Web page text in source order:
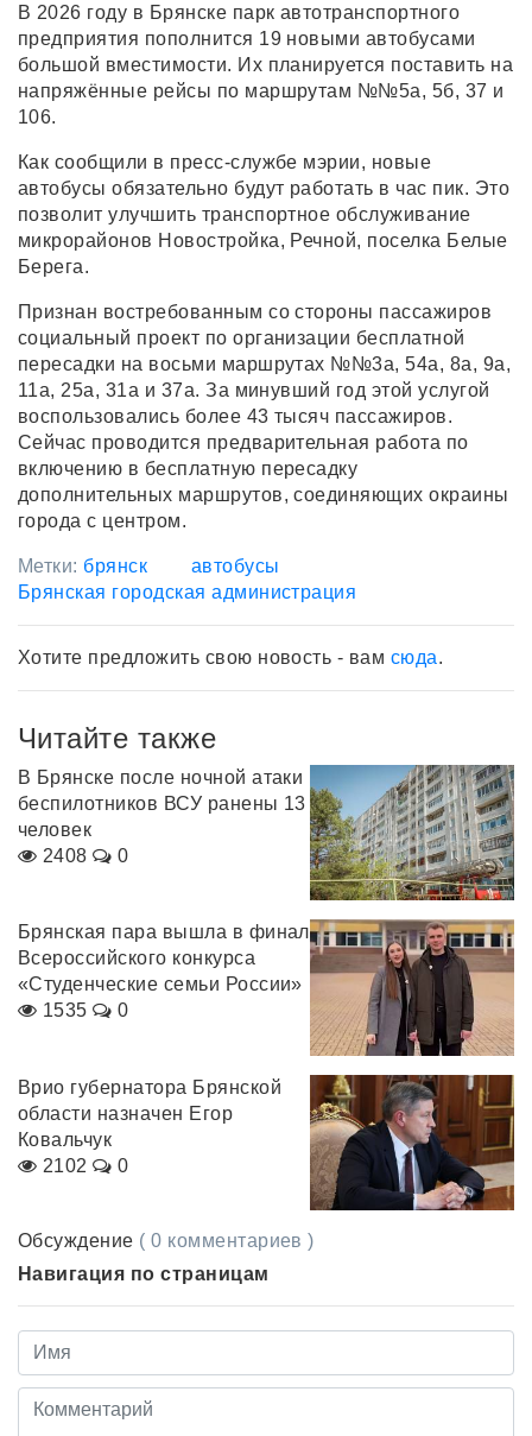
В 2026 году в Брянске парк автотранспортного
предприятия пополнится 19 новыми автобусами
большой вместимости. Их планируется поставить на
напряжённые рейсы по маршрутам №№5а, 5б, 37 и
106.
Как сообщили в пресс-службе мэрии, новые
автобусы обязательно будут работать в час пик. Это
позволит улучшить транспортное обслуживание
микрорайонов Новостройка, Речной, поселка Белые
Берега.
Признан востребованным со стороны пассажиров
социальный проект по организации бесплатной
пересадки на восьми маршрутах №№3а, 54а, 8а, 9а,
11а, 25а, 31а и 37а. За минувший год этой услугой
воспользовались более 43 тысяч пассажиров.
Сейчас проводится предварительная работа по
включению в бесплатную пересадку
дополнительных маршрутов, соединяющих окраины
города с центром.
Метки: брянск
автобусы
Брянская городская администрация
Хотите предложить свою новость - вам сюда.
Читайте также
В Брянске после ночной атаки
беспилотников ВСУ ранены 13
человек
2408
0
Брянская пара вышла в финал
Всероссийского конкурса
«Студенческие семьи России»
1535
0
Врио губернатора Брянской
области назначен Егор
Ковальчук
2102
0
Обсуждение ( 0 комментариев )
Навигация по страницам